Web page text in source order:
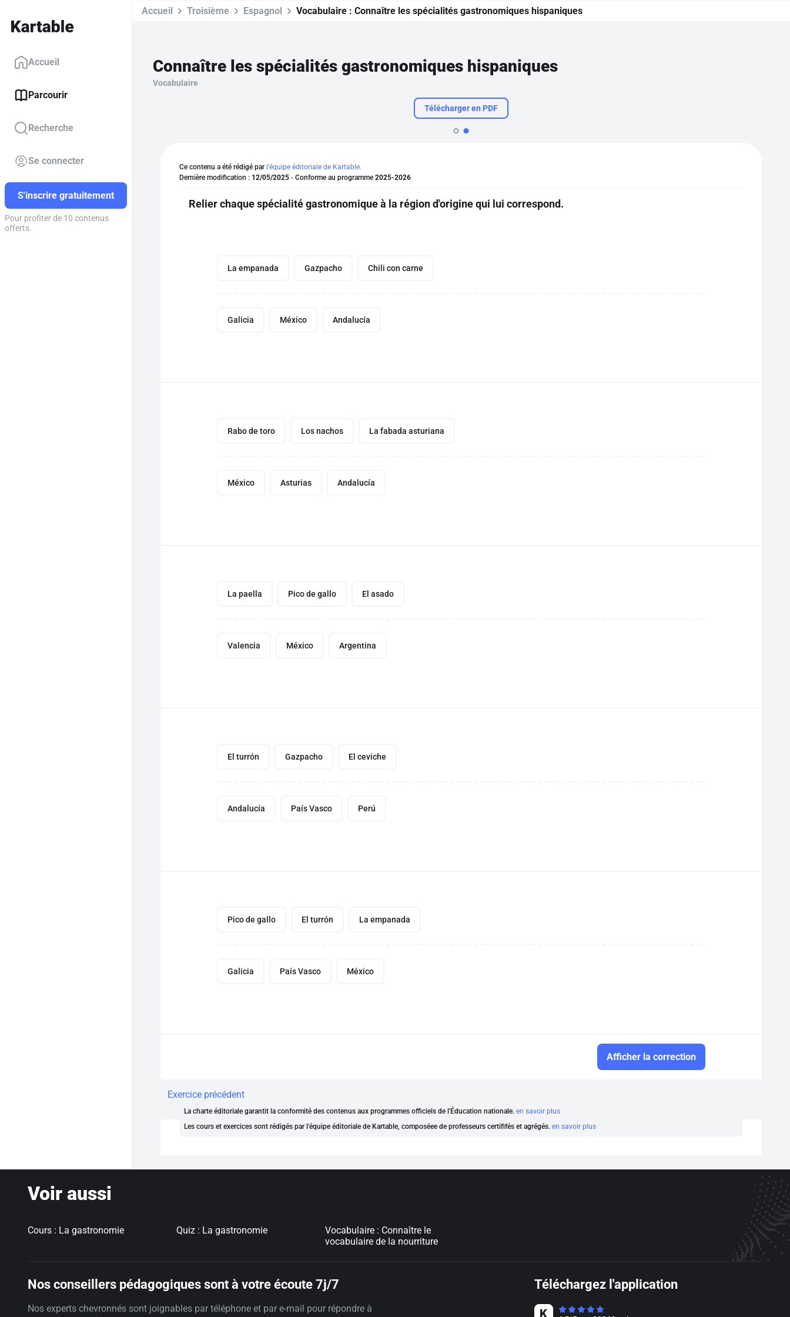
Accueil
Parcourir
Recherche
Se connecter
S'inscrire gratuitement
Pour profiter de 10 contenus
offerts.
Accueil Troisième Espagnol Vocabulaire : Connaître les spécialités gastronomiques hispaniques
Connaître les spécialités gastronomiques hispaniques
Vocabulaire
Télécharger en PDF
Ce contenu a été rédigé par l'équipe éditoriale de Kartable.
Dernière modification : 12/05/2025 - Conforme au programme 2025-2026
Relier chaque spécialité gastronomique à la région d'origine qui lui correspond.
La empanada Gazpacho Chili con carne
Galicia México Andalucía
Rabo de toro Los nachos La fabada asturiana
México Asturias Andalucía
La paella Pico de gallo El asado
Valencia México Argentina
El turrón Gazpacho El ceviche
Andalucía País Vasco Perú
Pico de gallo El turrón La empanada
Galicia País Vasco México
Afficher la correction
Exercice précédent
La charte éditoriale garantit la conformité des contenus aux programmes officiels de l'Éducation nationale. en savoir plus
Les cours et exercices sont rédigés par l'équipe éditoriale de Kartable, composéee de professeurs certififés et agrégés. en savoir plus
Voir aussi
Cours : La gastronomie Quiz : La gastronomie
Vocabulaire : Connaître le
vocabulaire de la nourriture
Nos conseillers pédagogiques sont à votre écoute 7j/7
Nos experts chevronnés sont joignables par téléphone et par e-mail pour répondre à
Téléchargez l'application